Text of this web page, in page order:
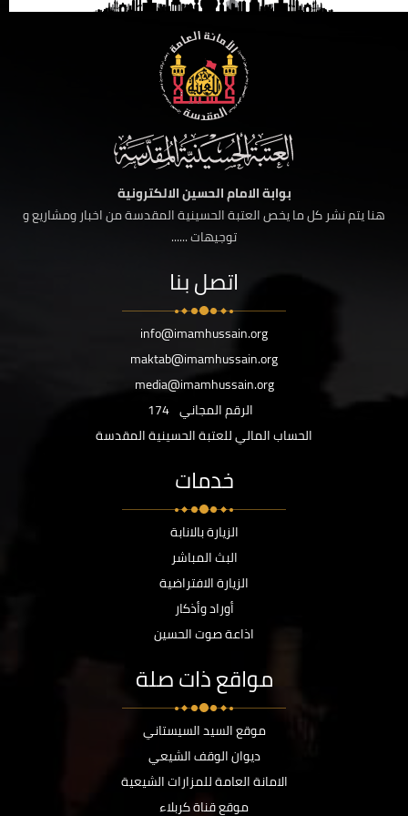
بوابة الامام الحسين الالكترونية
هنا يتم نشر كل ما يخص العتبة الحسينية المقدسة من اخبار ومشاريع و
توجيهات ......
اتصل بنا
info@imamhussain.org
maktab@imamhussain.org
media@imamhussain.org
الرقم المجاني 174
الحساب المالي للعتبة الحسينية المقدسة
خدمات
الزيارة بالانابة
البث المباشر
الزيارة الافتراضية
أوراد وأذكار
اذاعة صوت الحسين
مواقع ذات صلة
موقع السيد السيستاني
ديوان الوقف الشيعي
الامانة العامة للمزارات الشيعية
موقع قناة كربلاء